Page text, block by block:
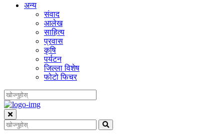
अन्य
संवाद
आलेख
साहित्य
प्रवास
कृषि
पर्यटन
जिल्ला विशेष
फोटो फिचर